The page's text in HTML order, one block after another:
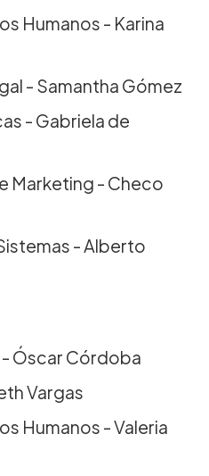
Humanos - Karina
- Samantha Gómez
- Gabriela de
Marketing - Checo
- Alberto
Óscar Córdoba
Vargas
Humanos - Valeria